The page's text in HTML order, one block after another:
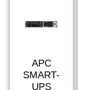
APC
SMART-
UPS